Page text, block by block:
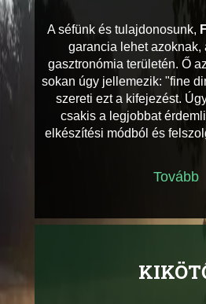
A séfünk és tulajdonosunk,
garancia lehet azoknak,
gasztronómia területén. Ő
sokan úgy jellemezik: "fine
szereti ezt a kifejezést.
csakis a legjobbat
elkészítési módból és
Tovább